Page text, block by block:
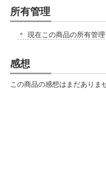
所有管理
現在この商品の所有管理
感想
この商品の感想はまだありま